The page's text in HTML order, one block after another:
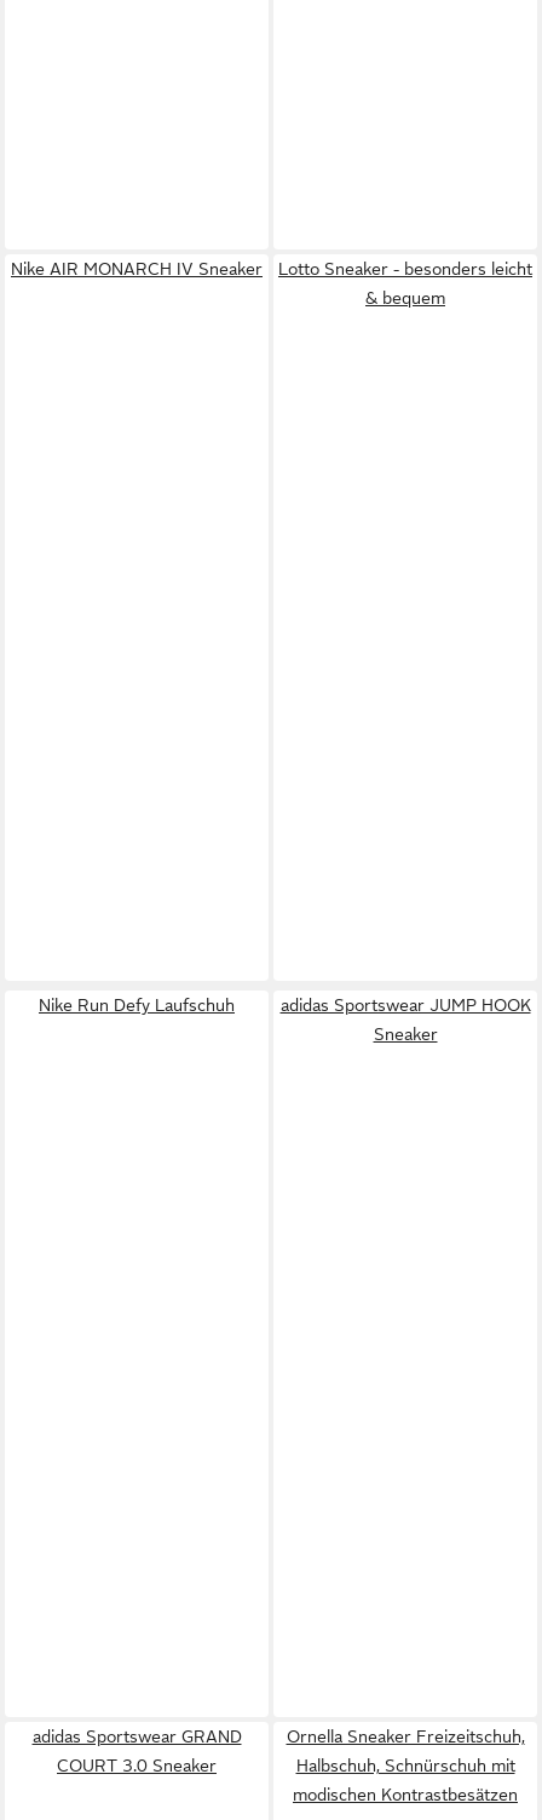
Nike AIR MONARCH IV Sneaker
Lotto Sneaker - besonders leicht
& bequem
Nike Run Defy Laufschuh
adidas Sportswear JUMP HOOK
Sneaker
adidas Sportswear GRAND
COURT 3.0 Sneaker
Ornella Sneaker Freizeitschuh,
Halbschuh, Schnürschuh mit
modischen Kontrastbesätzen